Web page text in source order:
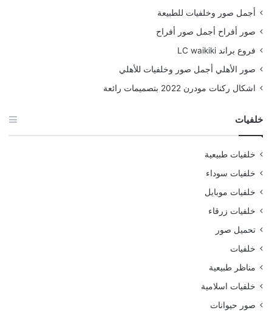
أجمل صور وخلفيات للطبيعة
صور أفراح أجمل صور أفراح
فروع براند LC waikiki
صور الأهلي أجمل صور وخلفيات للأهلي
اشكال ركنات مودرن 2022 بتصميمات رائعة
خلفيات
خلفيات طبيعية
خلفيات سوداء
خلفيات موبايل
خلفيات زرقاء
تحميل صور
خلفيات
مناظر طبيعية
خلفيات اسلامية
صور حيوانات